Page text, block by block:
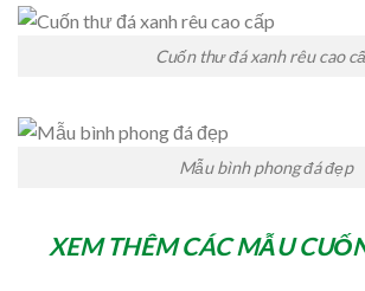
Cuốn thư đá xanh rêu cao
Mẫu bình phong đá đẹp
XEM THÊM CÁC MẪU